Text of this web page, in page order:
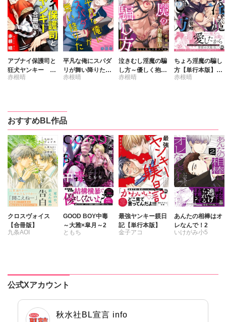
アブナイ保護司と
狂犬ヤンキー 合
冊版
赤根晴
平凡な俺にスパダ
リが舞い降りた
【豪華版】
赤根晴
泣きむし淫魔の騙
し方～優しく抱い
て骨ヌキに【合冊
赤根晴
ちょろ淫魔の騙し
方【単行本版】2
【電子書店特典付
赤根晴
おすすめBL作品
クロスヴォイス
【合冊版】
九条AOI
GOOD BOY中毒
～大雅×皐月～2
ともち
最強ヤンキー躾日
記【単行本版】
金子アコ
あんたの相棒はオ
レなんで！2
いけがみ小5
公式Xアカウント
秋水社BL宣言 info